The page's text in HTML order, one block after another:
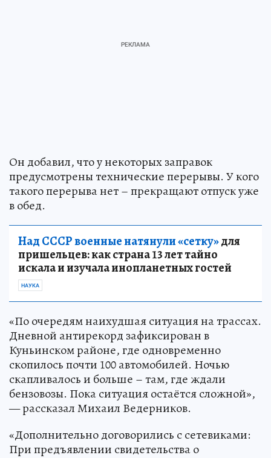
Он добавил, что у некоторых заправок
предусмотрены технические перерывы. У кого
такого перерыва нет – прекращают отпуск уже
в обед.
Над СССР военные натянули «сетку»для
пришельцев: как страна 13 лет тайно
искала и изучала инопланетных гостей
НАУКА
«По очередям наихудшая ситуация на трассах.
Дневной антирекорд зафиксирован в
Куньинском районе, где одновременно
скопилось почти 100 автомобилей. Ночью
скапливалось и больше – там, где ждали
бензовозы. Пока ситуация остаётся сложной»,
— рассказал Михаил Ведерников.
«Дополнительно договорились с сетевиками:
При предъявлении свидетельства о